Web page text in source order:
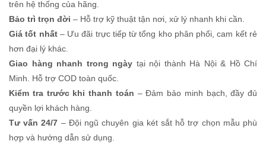
trên hệ thống của hãng.
Bảo trì trọn đời – Hỗ trợ kỹ thuật tận nơi, xử lý nhanh khi cần.
Giá tốt nhất– Ưu đãi trực tiếp từ tổng kho phân phối, cam kết rẻ
hơn đại lý khác.
Giao hàng nhanh trong ngày tại nội thành Hà Nội & Hồ Chí
Minh. Hỗ trợ COD toàn quốc.
Kiểm tra trước khi thanh toán – Đảm bảo minh bạch, đầy đủ
quyền lợi khách hàng.
Tư vấn 24/7 – Đội ngũ chuyên gia két sắt hỗ trợ chọn mẫu phù
hợp và hướng dẫn sử dụng.